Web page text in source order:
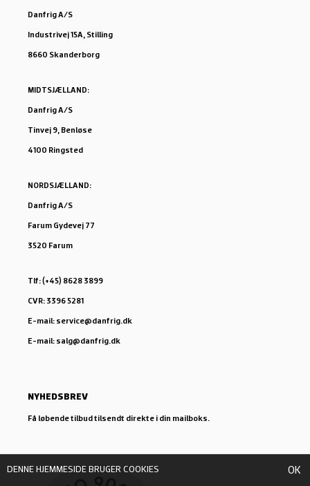
Danfrig A/S
Industrivej 15A, Stilling
8660 Skanderborg
MIDTSJÆLLAND:
Danfrig A/S
Tinvej 9, Benløse
4100 Ringsted
NORDSJÆLLAND:
Danfrig A/S
Farum Gydevej 77
3520 Farum
Tlf: (+45) 8628 3899
CVR: 3396 5281
E-mail: service@danfrig.dk
E-mail: salg@danfrig.dk
NYHEDSBREV
Få løbende tilbud tilsendt direkte i din mailboks.
DENNE HJEMMESIDE BRUGER COOKIES OK